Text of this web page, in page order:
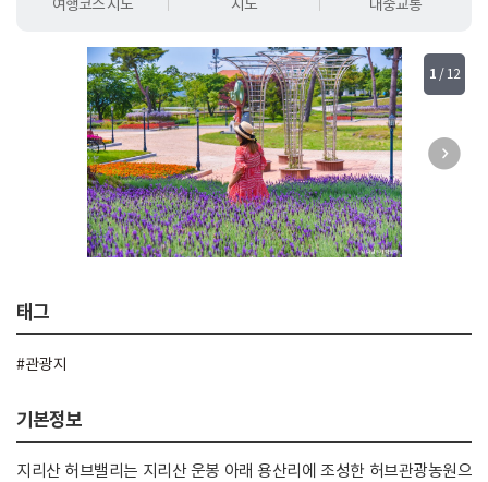
여행코스 지도 지도 대중교통
1 / 12
태그
#관광지
기본정보
지리산 허브밸리는 지리산 운봉 아래 용산리에 조성한 허브관광농원으